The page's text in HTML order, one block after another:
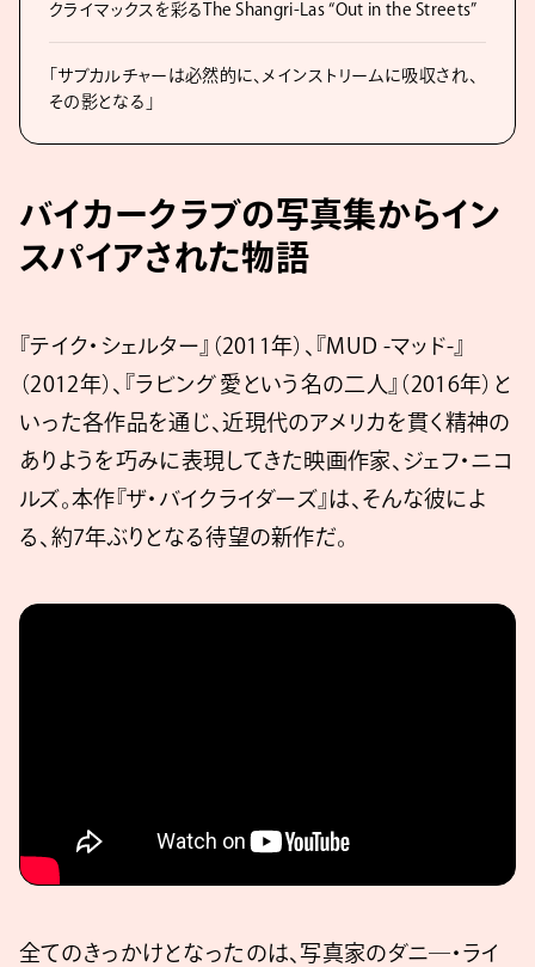
クライマックスを彩るThe Shangri-Las “Out in the Streets”
「サブカルチャーは必然的に、メインストリームに吸収され、
その影となる」
バイカークラブの写真集からイン
スパイアされた物語
『テイク・シェルター』（2011年）、『MUD -マッド-』
（2012年）、『ラビング 愛という名の二人』（2016年）と
いった各作品を通じ、近現代のアメリカを貫く精神の
ありようを巧みに表現してきた映画作家、ジェフ・ニコ
ルズ。本作『ザ・バイクライダーズ』は、そんな彼によ
る、約7年ぶりとなる待望の新作だ。
全てのきっかけとなったのは、写真家のダニ―・ライ